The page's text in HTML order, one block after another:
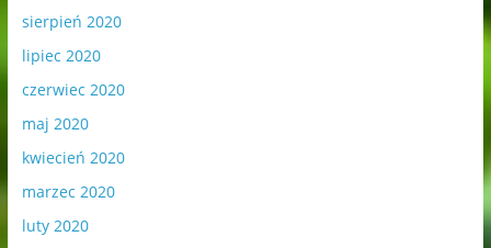
sierpień 2020
lipiec 2020
czerwiec 2020
maj 2020
kwiecień 2020
marzec 2020
luty 2020